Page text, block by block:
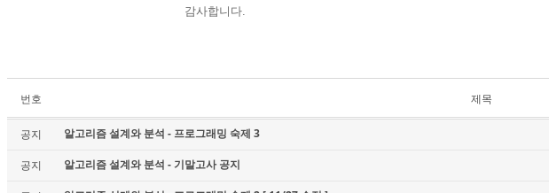
감사합니다.
번호 제목
공지 알고리즘 설계와 분석 - 프로그래밍 숙제 3
공지 알고리즘 설계와 분석 - 기말고사 공지